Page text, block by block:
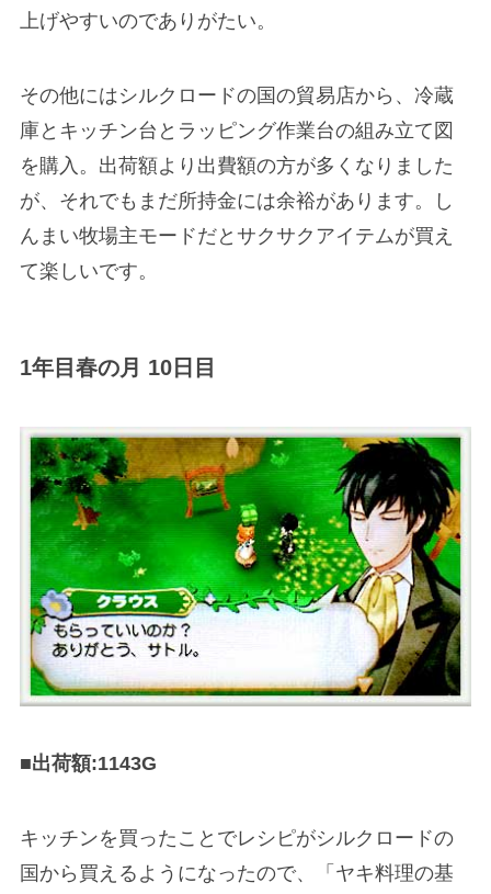
上げやすいのでありがたい。
その他にはシルクロードの国の貿易店から、冷蔵
庫とキッチン台とラッピング作業台の組み立て図
を購入。出荷額より出費額の方が多くなりました
が、それでもまだ所持金には余裕があります。し
んまい牧場主モードだとサクサクアイテムが買え
て楽しいです。
1年目春の月 10日目
■出荷額:1143G
キッチンを買ったことでレシピがシルクロードの
国から買えるようになったので、「ヤキ料理の基